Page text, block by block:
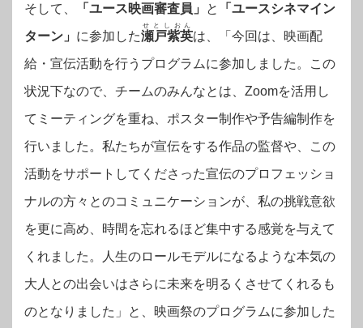
そして、 「ユース映画審査員」 と
「ユースシネマイン
ターン」 に参加した瀬戸紫英
せとしおん
は、「今回は、映画配
給・宣伝活動を行うプログラムに参加しました。この
状況下なので、チームのみんなとは、Zoomを活用し
てミーティングを重ね、ポスター制作や予告編制作を
行いました。私たちが宣伝をする作品の監督や、この
活動をサポートしてくださった宣伝のプロフェッショ
ナルの方々とのコミュニケーションが、私の挑戦意欲
を更に高め、時間を忘れるほど集中する感覚を与えて
くれました。人生のロールモデルになるような本気の
大人との出会いはさらに未来を明るくさせてくれるも
のとなりました」と、映画祭のプログラムに参加した